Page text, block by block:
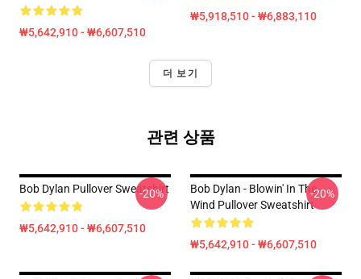
₩5,642,910 - ₩6,607,510
₩5,918,510 - ₩6,883,110
더 보기
관련 상품
Bob Dylan Pullover Sweatshirt
₩5,642,910 - ₩6,607,510
-20%
Bob Dylan - Blowin' In The
Wind Pullover Sweatshirt
₩5,642,910 - ₩6,607,510
-20%